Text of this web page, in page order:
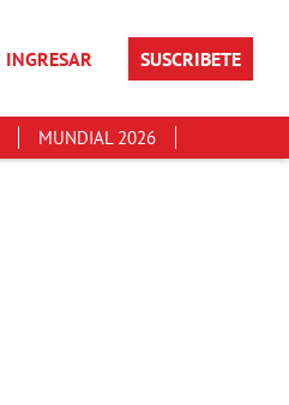
INGRESAR SUSCRIBETE
MUNDIAL 2026